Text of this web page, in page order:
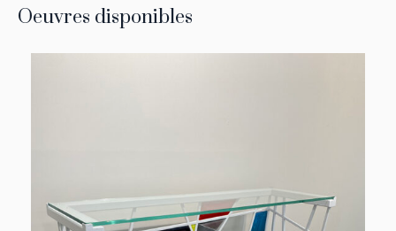
Oeuvres disponibles